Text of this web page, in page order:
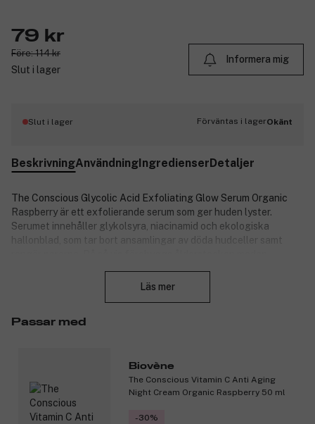
79 kr
Före: 114 kr
Slut i lager
Informera mig
Slut i lager Förväntas i lagerOkänt
BeskrivningAnvändningIngredienserDetaljer
The Conscious Glycolic Acid Exfoliating Glow Serum Organic
Raspberry är ett exfolierande serum som ger huden lyster.
Serumet innehåller glykolsyra, niacinamid och ekologiska
hallonblad, som tar bort ansamlingar av döda hudceller samt
och dermatologiskt testade produkten innehåller ekologiska
hudton med mindre synliga porer, rynkor och fina linjer.
Fördelar:
Vegansk.
Läs mer
Passar med
Biovène
The Conscious Vitamin C Anti Aging
Night Cream Organic Raspberry 50 ml
-30%